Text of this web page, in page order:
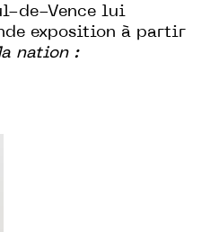
de-Vence lui
exposition à partir
nation :